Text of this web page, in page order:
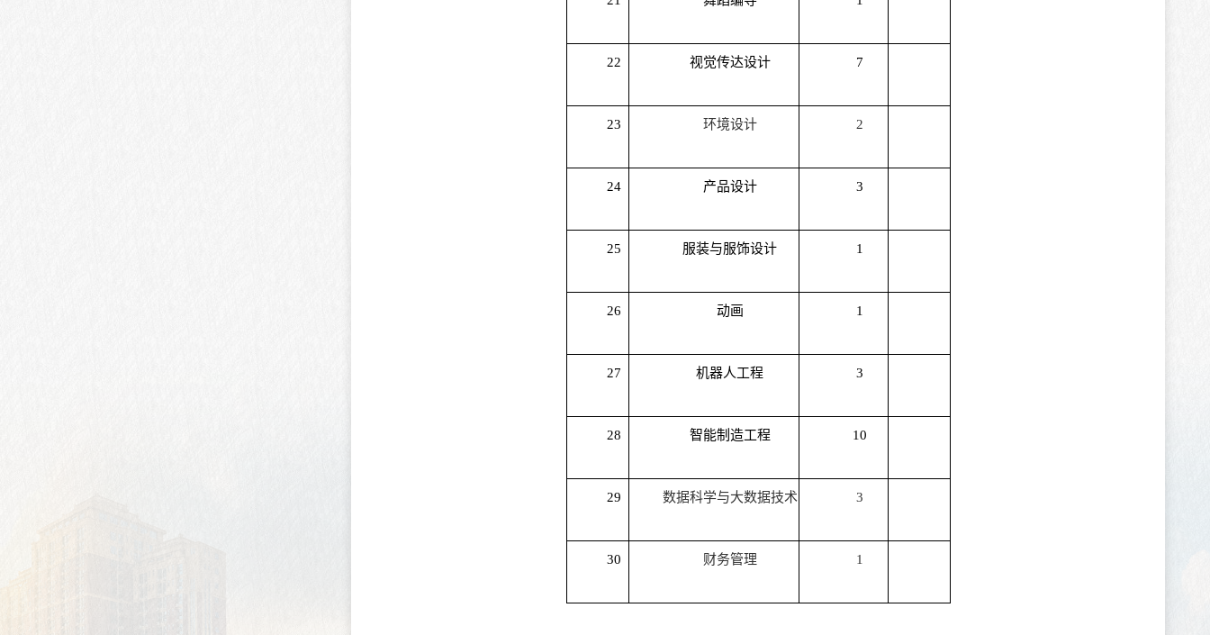
22 视觉传达设计 7
23 环境设计 2
24 产品设计 3
25 服装与服饰设计 1
26 动画 1
27 机器人工程 3
28 智能制造工程 10
29 数据科学与大数据技术 3
30 财务管理 1